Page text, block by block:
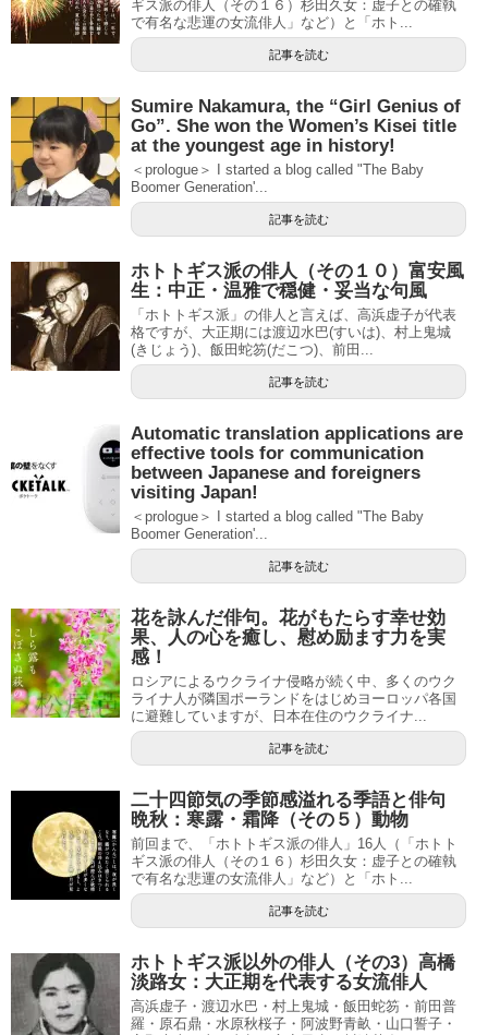
ギス派の俳人（その１６）杉田久女：虚子との確執
で有名な悲運の女流俳人」など）と「ホト...
記事を読む
Sumire Nakamura, the “Girl Genius of
Go”. She won the Women’s Kisei title
at the youngest age in history!
＜prologue＞ I started a blog called "The Baby
Boomer Generation'...
記事を読む
ホトトギス派の俳人（その１０）富安風
生：中正・温雅で穏健・妥当な句風
「ホトトギス派」の俳人と言えば、高浜虚子が代表
格ですが、大正期には渡辺水巴(すいは)、村上鬼城
(きじょう)、飯田蛇笏(だこつ)、前田...
記事を読む
Automatic translation applications are
effective tools for communication
between Japanese and foreigners
visiting Japan!
＜prologue＞ I started a blog called "The Baby
Boomer Generation'...
記事を読む
花を詠んだ俳句。花がもたらす幸せ効
果、人の心を癒し、慰め励ます力を実
感！
ロシアによるウクライナ侵略が続く中、多くのウク
ライナ人が隣国ポーランドをはじめヨーロッパ各国
に避難していますが、日本在住のウクライナ...
記事を読む
二十四節気の季節感溢れる季語と俳句
晩秋：寒露・霜降（その５）動物
前回まで、「ホトトギス派の俳人」16人（「ホトト
ギス派の俳人（その１６）杉田久女：虚子との確執
で有名な悲運の女流俳人」など）と「ホト...
記事を読む
ホトトギス派以外の俳人（その3）高橋
淡路女：大正期を代表する女流俳人
高浜虚子・渡辺水巴・村上鬼城・飯田蛇笏・前田普
羅・原石鼎・水原秋桜子・阿波野青畝・山口誓子・